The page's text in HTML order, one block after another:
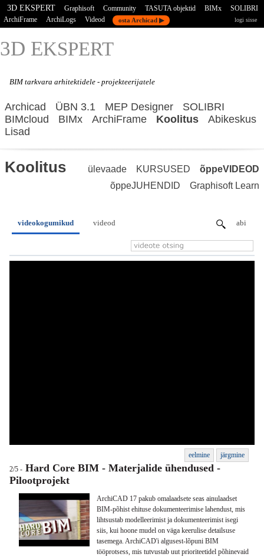
3D EKSPERT Graphisoft Community TASUTA objektid BIMx
SOLIBRI
ArchiFrame
ArchiLogs Videod osta Archicad ▶ logi sisse
3D EKSPERT
BIM tarkvara arhitektidele - projekteerijatele
Archicad ÜBN 3.1 MEP Designer
SOLIBRI
BIMcloud
BIMx ArchiFrame Koolitus
Abikeskus
Lisad
Koolitus ülevaade KURSUSED
õppeVIDEOD
õppeJUHENDID
Graphisoft Learn
videokogumikud videod abi
eelmine
järgmine
2/5 - Hard Core BIM - Materjalide ühendused -
Pilootprojekt
ArchiCAD 17 pakub omalaadsete seas ainulaadset
BIM-põhist ehituse dokumenteerimise lahendust, mis
lihtsustab modelleerimist ja dokumenteerimist isegi
siis, kui hoone mudel on väga keerulise detailsuse
tasemega. ArchiCAD'i algusest-lõpuni BIM
tööprotsess, mis tutvustab uut prioriteetidel põhinevaid